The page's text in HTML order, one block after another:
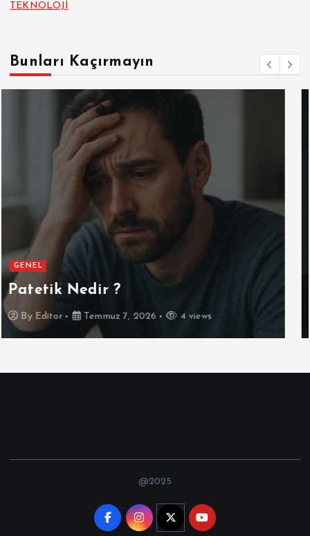
TEKNOLOJİ
Bunları Kaçırmayın
ChatGPT Google’ın Tahtına Göz
Dikti
ByEditor Temmuz 6, 2026 4 views
@2025